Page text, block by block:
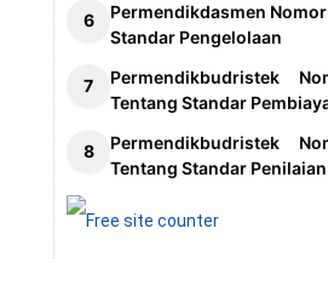
Permendikdasmen
Standar Pengelolaan
Permendikbudristek
Tentang Standar
Permendikbudristek
Tentang Standar